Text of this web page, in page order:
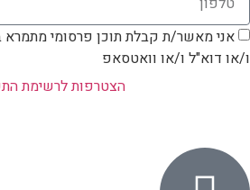
ו/או דוא"ל ו/או וואטסאפ
הצטרפות לרשימת